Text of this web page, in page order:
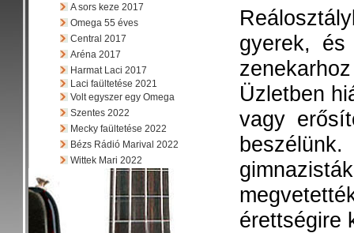
A sors keze 2017
Omega 55 éves
Central 2017
Aréna 2017
Harmat Laci 2017
Laci faültetése 2021
Volt egyszer egy Omega
Szentes 2022
Mecky faültetése 2022
Bézs Rádió Marival 2022
Wittek Mari 2022
gyerek,
Üzletben
vagy
érettségire